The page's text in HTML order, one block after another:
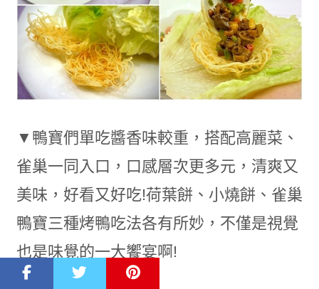
▼鴨寶們單吃醬香味較重，搭配高麗菜、
雀巢一同入口，口感層次更多元，清爽又
美味，好看又好吃!荷葉餅、小燒餅、雀巢
鴨寶三種烤鴨吃法各有所妙，不僅是視覺
也是味覺的一大饗宴啊!